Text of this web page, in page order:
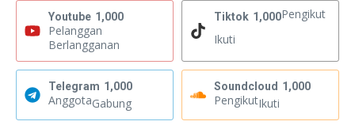
Youtube 1,000
Pelanggan
Berlangganan
Tiktok 1,000Pengikut
Ikuti
Telegram 1,000
AnggotaGabung
Soundcloud 1,000
PengikutIkuti